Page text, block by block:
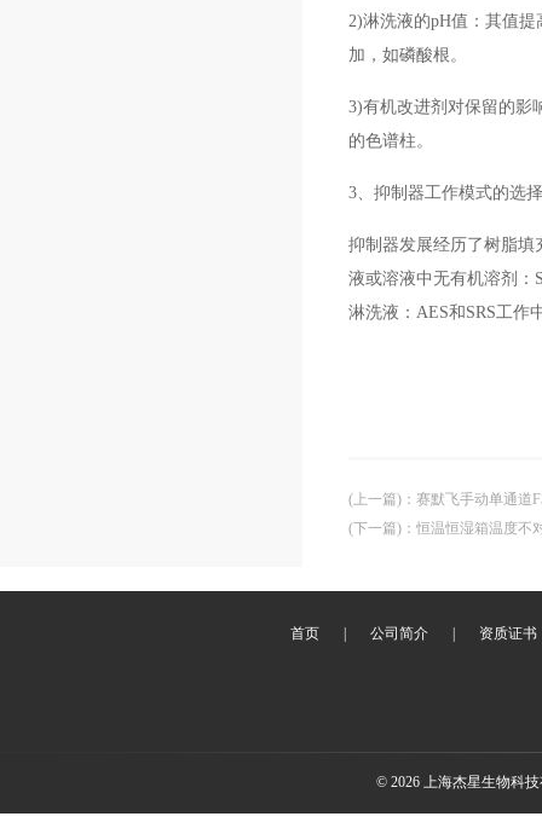
2)淋洗液的pH值：其值
加，如磷酸根。
3)有机改进剂对保留的影
的色谱柱。
3、抑制器工作模式的选择
抑制器发展经历了树脂填
液或溶液中无有机溶剂：
淋洗液：AES和SRS工作
(上一篇) ： 赛默飞手动单通道
(下一篇) ： 恒温恒湿箱温度不
首页 | 公司简介 | 资质证书
© 2026 上海杰星生物科